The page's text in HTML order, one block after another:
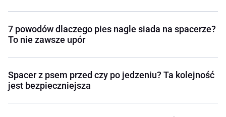
7 powodów dlaczego pies nagle siada na spacerze?
To nie zawsze upór
Spacer z psem przed czy po jedzeniu? Ta kolejność
jest bezpieczniejsza